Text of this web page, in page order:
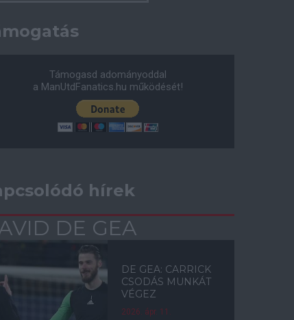
Támogasd adományoddal
a ManUtdFanatics.hu működését!
hírek
DE GEA
DE GEA: CARRICK
CSODÁS MUNKÁT
VÉGEZ
2026. ápr. 11.